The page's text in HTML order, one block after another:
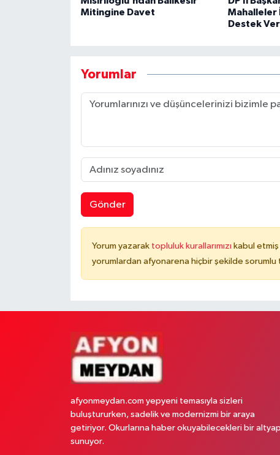
Mitingine Davet
Mahalleler
Destek
Yorumlar
Gönder
Yorum yazarak topluluk kurallarımızı kabul
yorumlardan afyonarena hiçbir şekilde sorumlu
afyonmeydan.com yepyeni temasıyla sizleri
buluştururken, sadelik ve modernizmi bir araya
getiriyor. Okurlarına haber okuyabilecekleri bir
sunuyor.